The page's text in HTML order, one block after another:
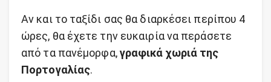
Αν και το ταξίδι σας θα διαρκέσει περίπου 4
ώρες, θα έχετε την ευκαιρία να περάσετε
από τα πανέμορφα,γραφικά χωριά της
Πορτογαλίας.